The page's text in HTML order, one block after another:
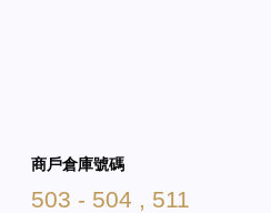
商戶倉庫號碼
503 - 504 , 511